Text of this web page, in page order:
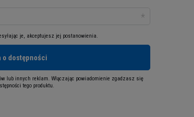
je, akceptujesz jej postanowienia.
o dostępności
lub innych reklam. Włączając powiadomienie zgadzasz się
tego produktu.